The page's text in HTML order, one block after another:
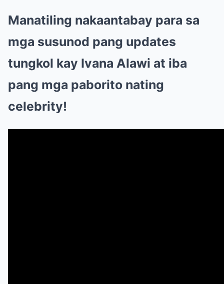
Manatiling nakaantabay para sa
mga susunod pang updates
tungkol kay Ivana Alawi at iba
pang mga paborito nating
celebrity!